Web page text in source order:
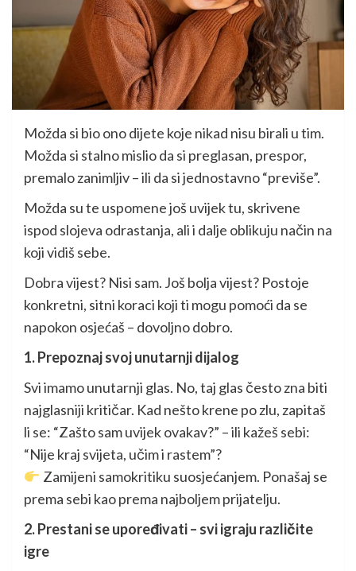
Možda si bio ono dijete koje nikad nisu birali u tim.
Možda si stalno mislio da si preglasan, prespor,
premalo zanimljiv – ili da si jednostavno “previše”.
Možda su te uspomene još uvijek tu, skrivene
ispod slojeva odrastanja, ali i dalje oblikuju način na
koji vidiš sebe.
Dobra vijest? Nisi sam. Još bolja vijest? Postoje
konkretni, sitni koraci koji ti mogu pomoći da se
napokon osjećaš – dovoljno dobro.
1. Prepoznaj svoj unutarnji dijalog
Svi imamo unutarnji glas. No, taj glas često zna biti
najglasniji kritičar. Kad nešto krene po zlu, zapitaš
li se: “Zašto sam uvijek ovakav?” – ili kažeš sebi:
“Nije kraj svijeta, učim i rastem”?
Zamijeni samokritiku suosjećanjem. Ponašaj se
prema sebi kao prema najboljem prijatelju.
2. Prestani se upoređivati – svi igraju različite
igre